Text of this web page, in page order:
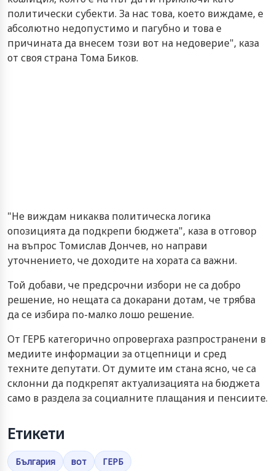
политически субекти. За нас това, което виждаме, е
абсолютно недопустимо и пагубно и това е
причината да внесем този вот на недоверие", каза
от своя страна Тома Биков.
"Не виждам никаква политическа логика
опозицията да подкрепи бюджета", каза в отговор
на въпрос Томислав Дончев, но направи
уточнението, че доходите на хората са важни.
Той добави, че предсрочни избори не са добро
решение, но нещата са докарани дотам, че трябва
да се избира по-малко лошо решение.
От ГЕРБ категорично опровергаха разпространени в
медиите информации за отцепници и сред
техните депутати. От думите им стана ясно, че са
склонни да подкрепят актуализацията на бюджета
само в раздела за социалните плащания и пенсиите.
Етикети
България вот ГЕРБ